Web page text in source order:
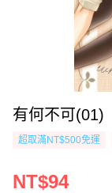
有何不可(01)
超取滿NT$500免運
NT$94